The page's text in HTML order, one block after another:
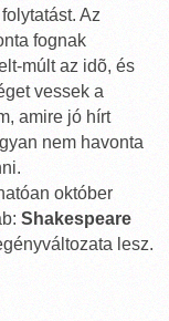
Az
fognak
múlt az idõ, és
vessek a
amire jó hírt
nem havonta
október
Shakespeare
lesz.